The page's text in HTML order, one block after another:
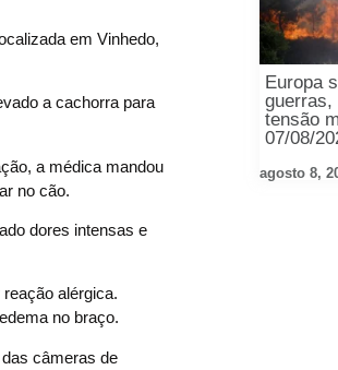
em Vinhedo,
a cachorra para
a médica mandou
no cão.
dores intensas e
alérgica.
no braço.
câmeras de
Europa
guerras,
tensão
07/08/
agosto 8,